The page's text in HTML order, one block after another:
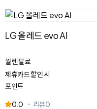
LG 올레드 evo AI
월 렌탈료
제휴카드 할인 시
포인트
0.0 리뷰0